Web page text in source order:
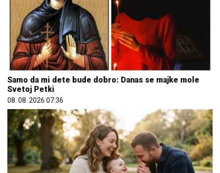
Samo da mi dete bude dobro: Danas se majke mole
Svetoj Petki
08. 08. 2026 07:36